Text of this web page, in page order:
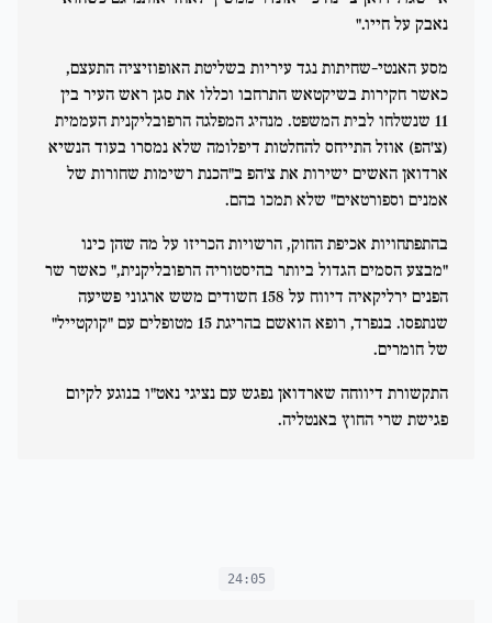
נאבק על חייו."
מסע האנטי-שחיתות נגד עיריות בשליטת האופוזיציה התעצם,
כאשר חקירות בשיקטאש התרחבו וכללו את סגן ראש העיר בין
11 שנשלחו לבית המשפט. מנהיג המפלגה הרפובליקנית העממית
(צ'הפ) אוזל התייחס להחלטות דיפלומה שלא נמסרו בעוד הנשיא
ארדואן האשים ישירות את צ'הפ ב"הכנת רשימות שחורות של
אמנים וספורטאים" שלא תמכו בהם.
בהתפתחויות אכיפת החוק, הרשויות הכריזו על מה שהן כינו
"מבצע הסמים הגדול ביותר בהיסטוריה הרפובליקנית," כאשר שר
הפנים ירליקאיה דיווח על 158 חשודים משש ארגוני פשיעה
שנתפסו. בנפרד, רופא הואשם בהריגת 15 מטופלים עם "קוקטייל"
של חומרים.
התקשורת דיווחה שארדואן נפגש עם נציגי נאט"ו בנוגע לקיום
פגישת שרי החוץ באנטליה.
24:05